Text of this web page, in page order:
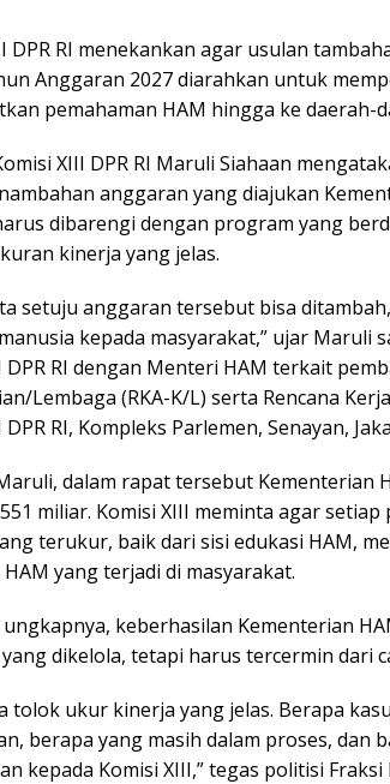
DPR RI menekankan agar usulan
Anggaran 2027 diarahkan untuk
pemahaman HAM hingga ke daerah-
XIII DPR RI Maruli Siahaan
anggaran yang diajukan
dibarengi dengan program yang
kinerja yang jelas.
setuju anggaran tersebut bisa
kepada masyarakat,” ujar Maruli
DPR RI dengan Menteri HAM terkait
Lembaga (RKA-K/L) serta Rencana
DPR RI, Kompleks Parlemen, Senayan,
dalam rapat tersebut Kementerian
miliar. Komisi XIII meminta agar
terukur, baik dari sisi edukasi HAM,
yang terjadi di masyarakat.
keberhasilan Kementerian
dikelola, tetapi harus tercermin dari
tolok ukur kinerja yang jelas. Berapa
berapa yang masih dalam proses, dan
kepada Komisi XIII,” tegas politisi